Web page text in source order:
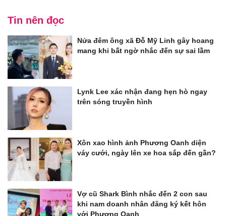
Tin nên đọc
Nửa đêm ông xã Đỗ Mỹ Linh gây hoang
mang khi bất ngờ nhắc đến sự sai lầm
Lynk Lee xác nhận đang hẹn hò ngay
trên sóng truyền hình
Xôn xao hình ảnh Phương Oanh diện
váy cưới, ngày lên xe hoa sắp đến gần?
Vợ cũ Shark Bình nhắc đến 2 con sau
khi nam doanh nhân đăng ký kết hôn
với Phương Oanh